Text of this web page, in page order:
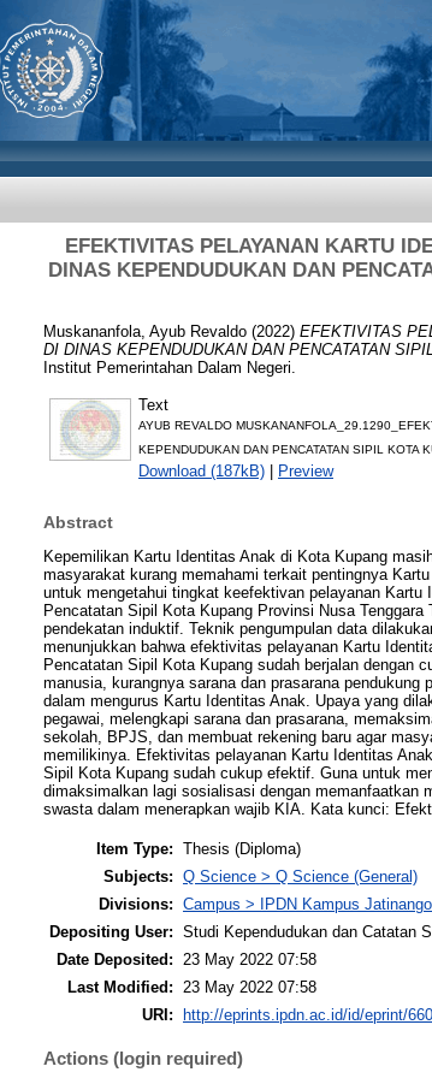
EFEKTIVITAS PELAYANAN KARTU
DINAS KEPENDUDUKAN DAN
Muskananfola, Ayub Revaldo (2022) EFEKTIVITAS
DI DINAS KEPENDUDUKAN DAN PENCATATAN
Institut Pemerintahan Dalam Negeri.
Text
AYUB REVALDO
KEPENDUDUKAN DAN PENCATATAN SIPIL KOTA
Download (187kB) | Preview
Abstract
Kepemilikan Kartu Identitas Anak di Kota Kupang
masyarakat kurang memahami terkait pentingnya
untuk mengetahui tingkat keefektivan pelayanan
Pencatatan Sipil Kota Kupang Provinsi Nusa
pendekatan induktif. Teknik pengumpulan data
menunjukkan bahwa efektivitas pelayanan Kartu
Pencatatan Sipil Kota Kupang sudah berjalan dengan
manusia, kurangnya sarana dan prasarana
dalam mengurus Kartu Identitas Anak. Upaya yang
pegawai, melengkapi sarana dan prasarana,
sekolah, BPJS, dan membuat rekening baru agar
memilikinya. Efektivitas pelayanan Kartu Identitas
Sipil Kota Kupang sudah cukup efektif. Guna untuk
dimaksimalkan lagi sosialisasi dengan memanfaatkan
swasta dalam menerapkan wajib KIA. Kata kunci:
Item Type: Thesis (Diploma)
Subjects: Q Science > Q Science (General)
Divisions: Campus > IPDN Kampus
Depositing User: Studi Kependudukan dan Catatan
Date Deposited:
23 May 2022 07:58
Last Modified:
23 May 2022 07:58
URI:
http://eprints.ipdn.ac.id/id/eprint/
Actions (login required)